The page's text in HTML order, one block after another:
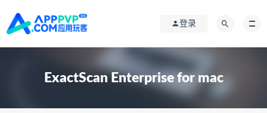
登录
ExactScan Enterprise for mac